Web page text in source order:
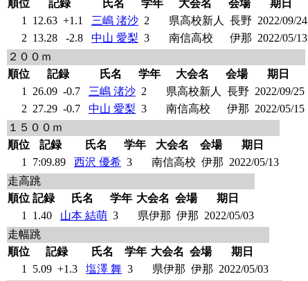
順位
記録 氏名 学年 大会名 会場
期日
1
12.63 +1.1 三嶋 渚沙 2 県高校新人 長野 2022/09/24
2 13.28 -2.8 中山 愛梨 3 南信高校 伊那 2022/05/13
２００ｍ
順位
記録 氏名 学年 大会名 会場
期日
1
26.09 -0.7 三嶋 渚沙 2 県高校新人 長野 2022/09/25
2 27.29 -0.7 中山 愛梨 3 南信高校 伊那 2022/05/15
１５００ｍ
順位
記録 氏名 学年 大会名 会場
期日
1
7:09.89 西沢 優希 3 南信高校 伊那 2022/05/13
走高跳
順位 記録 氏名 学年 大会名 会場
期日
1
1.40 山本 結萌 3 県伊那 伊那 2022/05/03
走幅跳
順位
記録 氏名 学年 大会名 会場
期日
1
5.09 +1.3 塩澤 舞 3 県伊那 伊那 2022/05/03